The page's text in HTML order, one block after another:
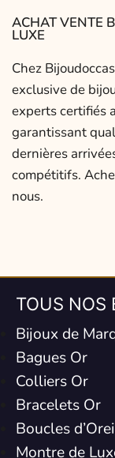
ACHAT VENTE
LUXE
Chez
exclusive de
experts certifiés
garantissant
dernières
compétitifs.
nous.
TOUS NOS
Bijoux de
Bagues Or
Colliers Or
Bracelets Or
Boucles
Montre de